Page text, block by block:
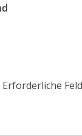
Erforderliche